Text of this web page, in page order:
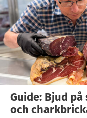
Guide: Bjud
och